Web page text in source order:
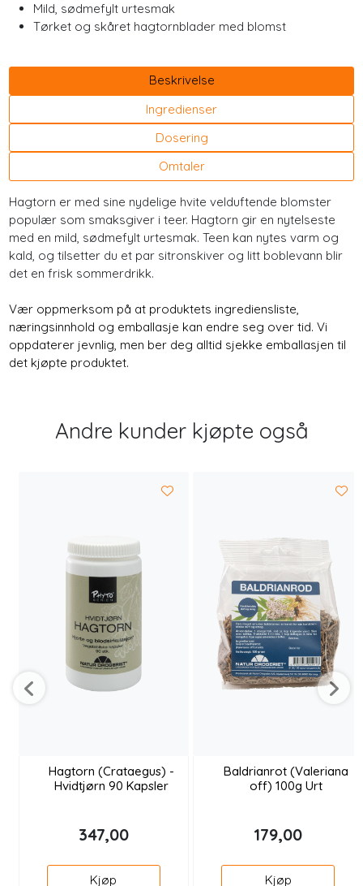
Mild, sødmefylt urtesmak
Tørket og skåret hagtornblader med blomst
Beskrivelse
Ingredienser
Dosering
Omtaler
Hagtorn er med sine nydelige hvite velduftende blomster
populær som smaksgiver i teer. Hagtorn gir en nytelseste
med en mild, sødmefylt urtesmak. Teen kan nytes varm og
kald, og tilsetter du et par sitronskiver og litt boblevann blir
det en frisk sommerdrikk.
Vær oppmerksom på at produktets ingrediensliste,
næringsinnhold og emballasje kan endre seg over tid. Vi
oppdaterer jevnlig, men ber deg alltid sjekke emballasjen til
det kjøpte produktet.
Andre kunder kjøpte også
Hagtorn (Crataegus) -
Hvidtjørn 90 Kapsler
347,00
Kjøp
Baldrianrot (Valeriana
off) 100g Urt
179,00
Kjøp